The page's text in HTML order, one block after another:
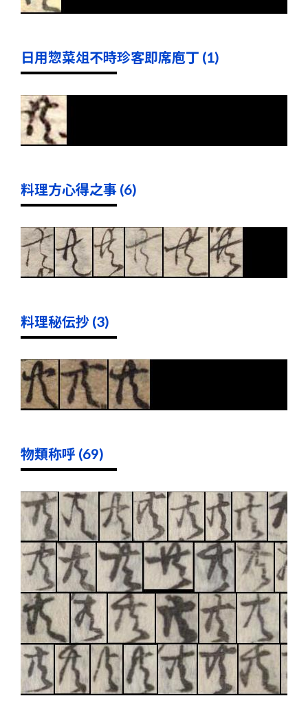
日用惣菜俎不時珍客即席庖丁 (1)
料理方心得之事 (6)
料理秘伝抄 (3)
物類称呼 (69)